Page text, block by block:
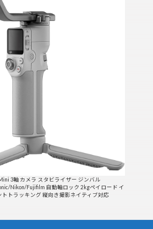
3軸 カメラ スタビライザー ジンバル
Nikon/Fujifilm 自動軸ロック 2kgペイロード イ
トトラッキング 縦向き撮影ネイティブ対応